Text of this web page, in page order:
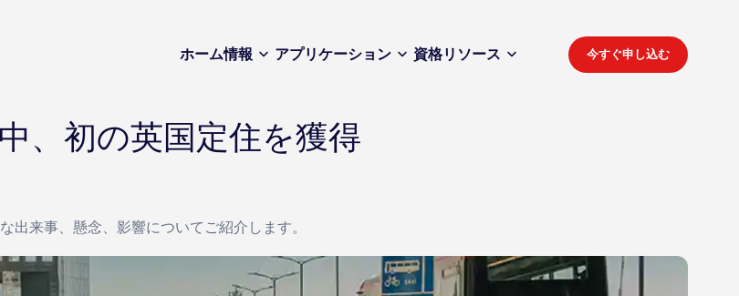
ホーム情報 アプリケーション 資格リソース 今すぐ申し込む
、初の英国定住を獲得
来事、懸念、影響についてご紹介します。